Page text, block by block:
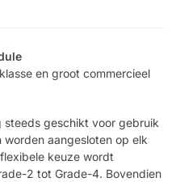
en groot commercieel
steeds geschikt voor gebruik
aangesloten op elk
keuze wordt
2 tot Grade-4. Bovendien